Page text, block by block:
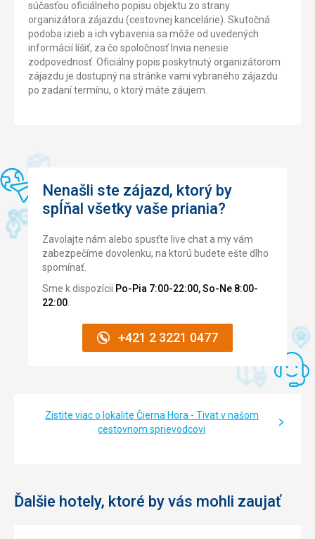
súčasťou oficiálneho popisu objektu zo strany
organizátora zájazdu (cestovnej kancelárie). Skutočná
podoba izieb a ich vybavenia sa môže od uvedených
informácií líšiť, za čo spoločnosť Invia nenesie
zodpovednosť. Oficiálny popis poskytnutý organizátorom
zájazdu je dostupný na stránke vami vybraného zájazdu
po zadaní termínu, o ktorý máte záujem.
Nenašli ste zájazd, ktorý by
spĺňal všetky vaše priania?
Zavolajte nám alebo spusťte live chat a my vám
zabezpečíme dovolenku, na ktorú budete ešte dlho
spomínať.
Sme k dispozícii Po-Pia 7:00-22:00, So-Ne 8:00-
22:00
+421 2 3221 0477
Zistite viac o lokalite Čierna Hora - Tivat v našom
cestovnom sprievodcovi
Ďalšie hotely, ktoré by vás mohli zaujať